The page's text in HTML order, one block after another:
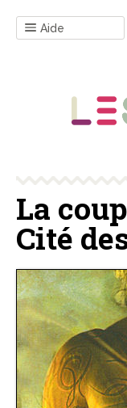
Aide
La
Cité